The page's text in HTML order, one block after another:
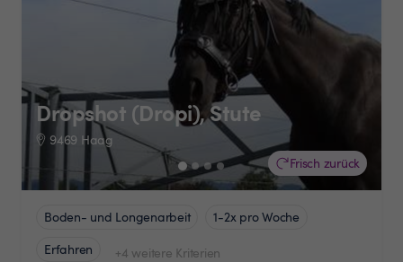
Frisch zurück
Dropshot (Dropi), Stute
9469 Haag
Boden- und Longenarbeit
1-2x pro Woche
Erfahren
+4 weitere Kriterien